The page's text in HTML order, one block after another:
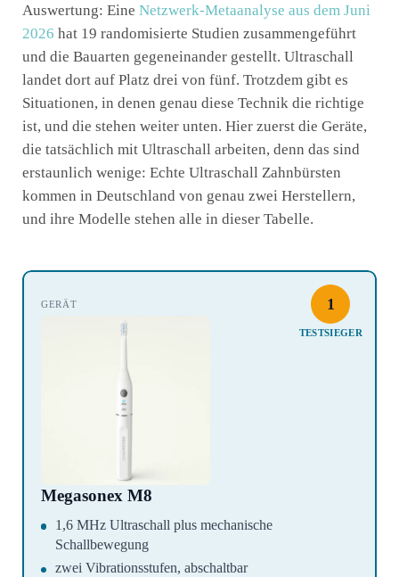
Auswertung: Eine Netzwerk-Metaanalyse aus dem Juni
2026 hat 19 randomisierte Studien zusammengeführt
und die Bauarten gegeneinander gestellt. Ultraschall
landet dort auf Platz drei von fünf. Trotzdem gibt es
Situationen, in denen genau diese Technik die richtige
ist, und die stehen weiter unten. Hier zuerst die Geräte,
die tatsächlich mit Ultraschall arbeiten, denn das sind
erstaunlich wenige: Echte Ultraschall Zahnbürsten
kommen in Deutschland von genau zwei Herstellern,
und ihre Modelle stehen alle in dieser Tabelle.
1
TESTSIEGER
Megasonex M8
1,6 MHz Ultraschall plus mechanische
Schallbewegung
zwei Vibrationsstufen, abschaltbar